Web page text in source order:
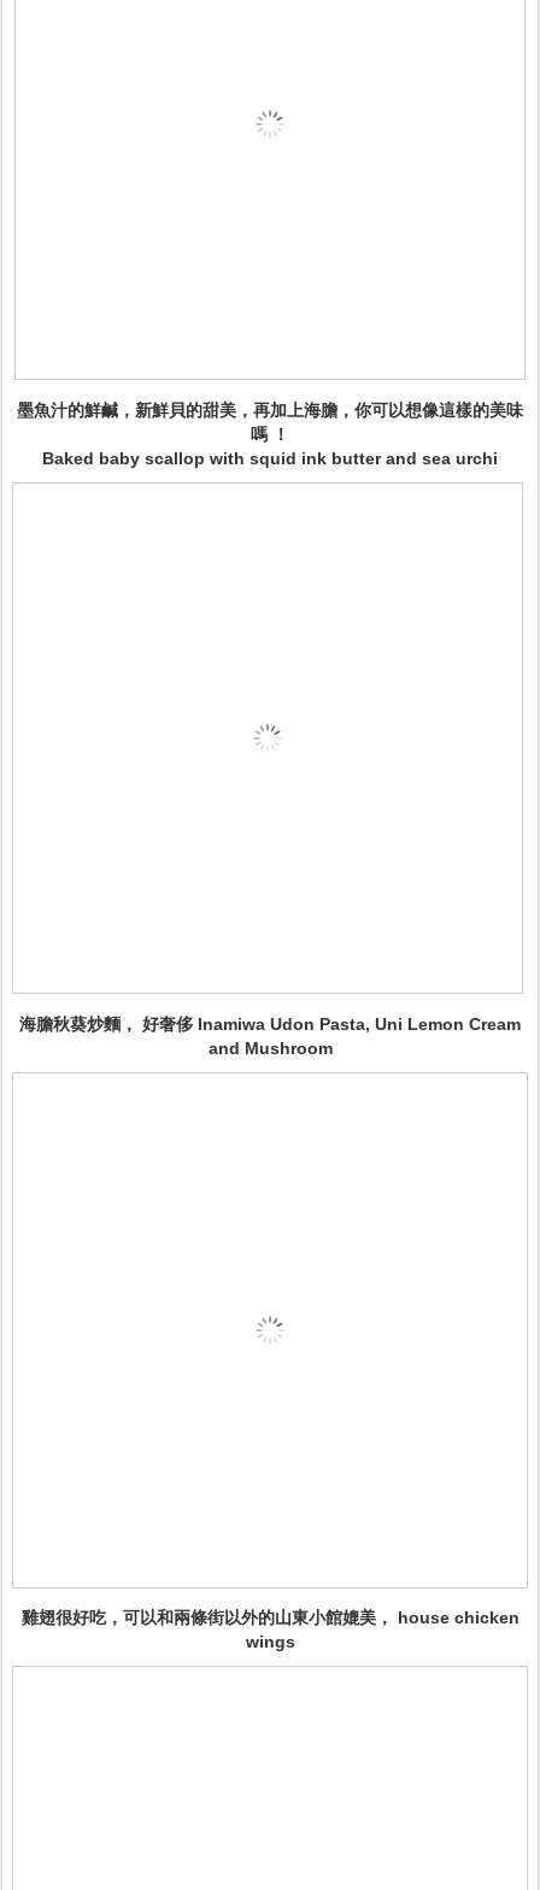
墨魚汁的鮮鹹，新鮮貝的甜美，再加上海膽，你可以想像這樣的美味
嗎 ！
Baked baby scallop with squid ink butter and sea urchi
海膽秋葵炒麵， 好奢侈 Inamiwa Udon Pasta, Uni Lemon Cream
and Mushroom
雞翅很好吃，可以和兩條街以外的山東小館媲美， house chicken
wings